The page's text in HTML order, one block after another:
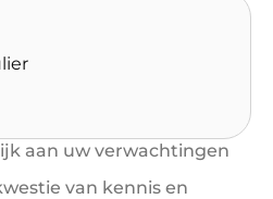
aan uw verwachtingen
van kennis en